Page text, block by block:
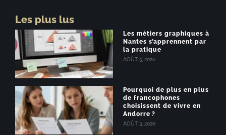
Les plus lus
Les métiers graphiques à
Nantes s’apprennent par
la pratique
AOÛT 5, 2026
Pourquoi de plus en plus
de francophones
choisissent de vivre en
Andorre ?
AOÛT 3, 2026